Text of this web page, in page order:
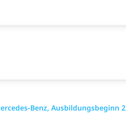
Benz, Ausbildungsbeginn